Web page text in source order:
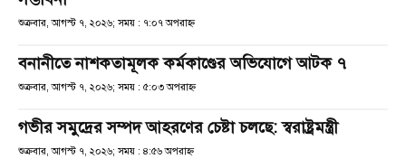
শুক্রবার, আগস্ট ৭, ২০২৬; সময় : ৭:০৭ অপরাহ্ণ
বনানীতে নাশকতামূলক কর্মকাণ্ডের অভিযোগে আটক ৭
শুক্রবার, আগস্ট ৭, ২০২৬; সময় : ৫:০৩ অপরাহ্ণ
গভীর সমুদ্রের সম্পদ আহরণের চেষ্টা চলছে: স্বরাষ্ট্রমন্ত্রী
শুক্রবার, আগস্ট ৭, ২০২৬; সময় : ৪:৫৬ অপরাহ্ণ